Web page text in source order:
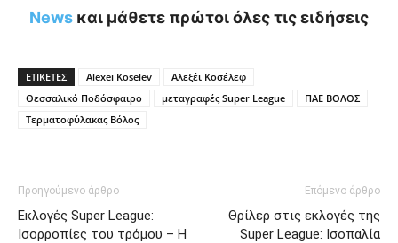
News και μάθετε πρώτοι όλες τις ειδήσεις
ΕΤΙΚΕΤΕΣ Alexei Koselev
Αλεξέι Κοσέλεφ
Θεσσαλικό Ποδόσφαιρο
μεταγραφές Super League
ΠΑΕ ΒΟΛΟΣ
Τερματοφύλακας Βόλος
Προηγούμενο άρθρο
Εκλογές Super League:
Ισορροπίες του τρόμου – H
Επόμενο άρθρο
Θρίλερ στις εκλογές της
Super League: Ισοπαλία